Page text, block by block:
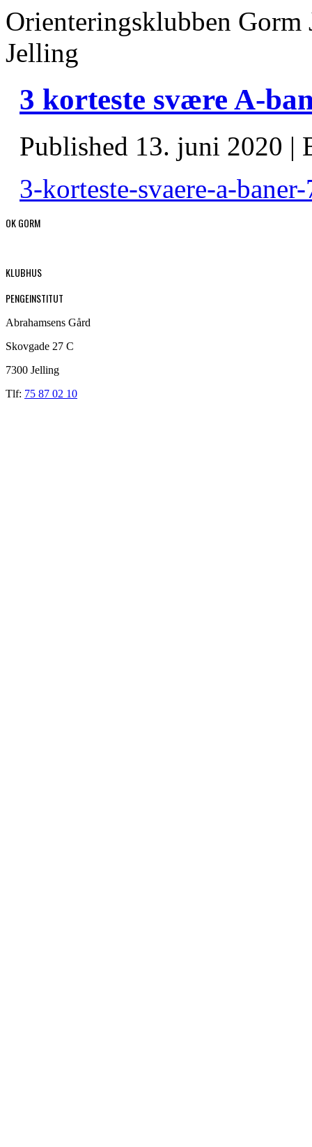
Orienteringsklubben
Jelling
3 korteste svære A-
Published 13. juni 2020 |
3-korteste-svaere-a-
OK GORM
KLUBHUS
PENGEINSTITUT
Abrahamsens Gård
Skovgade 27 C
7300 Jelling
Tlf: 75 87 02 10